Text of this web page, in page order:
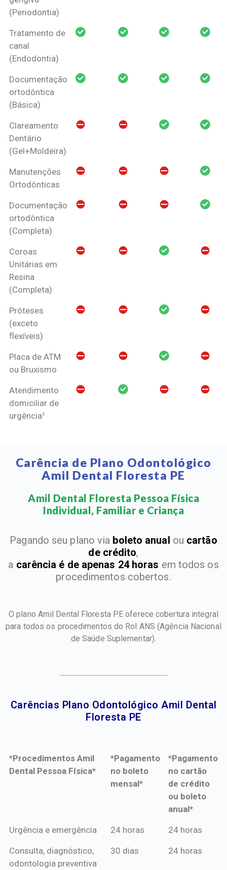
(Periodontia)
Tratamento de
canal
(Endodontia)
Documentação
ortodôntica
(Básica)
Clareamento
Dentário
(Gel+Moldeira)
Manutenções
Ortodônticas
Documentação
ortodôntica
(Completa)
Coroas
Unitárias em
Resina
(Completa)
Próteses
(exceto
flexíveis)
Placa de ATM
ou Bruxismo
Atendimento
domiciliar de
urgência¹
Carência de Plano Odontológico
Amil Dental Floresta PE
Amil Dental Floresta Pessoa Física
Individual, Familiar e Criança​
Pagando seu plano via boleto anual ou cartão
de crédito,
a carência é de apenas 24 horas em todos os
procedimentos cobertos.
O plano Amil Dental Floresta PE oferece cobertura integral
para todos os procedimentos do Rol ANS(Agência Nacional
de Saúde Suplementar).
Carências Plano Odontológico Amil Dental
Floresta PE​
*Procedimentos Amil
Dental Pessoa Física*
*Pagamento
no boleto
mensal*
*Pagamento
no cartão
de crédito
ou boleto
anual*
*Procedimentos Amil
*Pagamento
mensal*
*Pagamento
de crédito
Urgência e emergência 24 horas 24 horas
Consulta, diagnóstico,
odontologia preventiva
30 dias 24 horas